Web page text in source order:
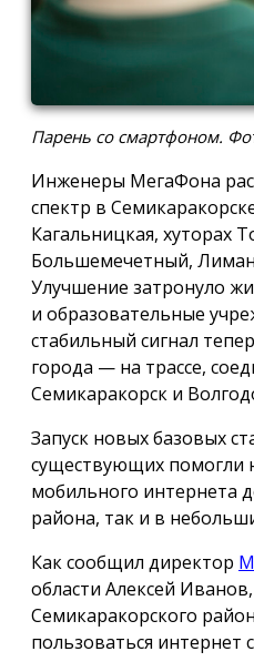
Парень со смартфоном.
Инженеры МегаФона
спектр в
Кагальницкая, хуторах
Большемечетный,
Улучшение затронуло
и образовательные
стабильный сигнал
города — на трассе,
Семикаракорск и
Запуск новых базовых
существующих помогли
мобильного интернета
района, так и в
Как сообщил директор
области Алексей
Семикаракорского
пользоваться интернет